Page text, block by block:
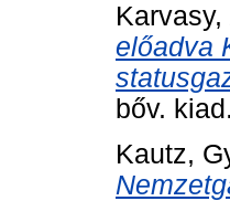
előadva
bőv. kiad.
Kautz,